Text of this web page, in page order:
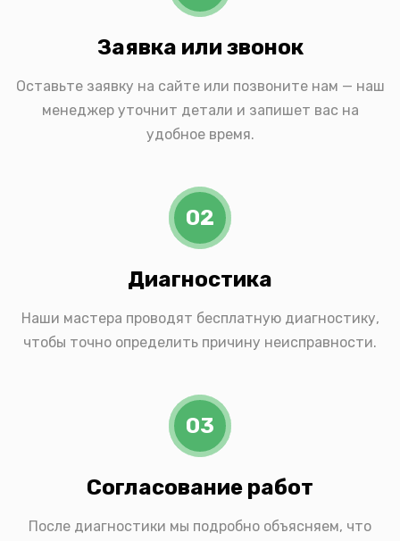
Заявка или звонок
Оставьте заявку на сайте или позвоните нам — наш
менеджер уточнит детали и запишет вас на
удобное время.
02
Диагностика
Наши мастера проводят бесплатную диагностику,
чтобы точно определить причину неисправности.
03
Согласование работ
После диагностики мы подробно объясняем, что